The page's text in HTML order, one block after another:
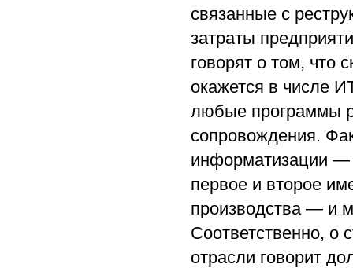
связанные с
затраты
говорят о том, что
окажется в числе
любые программы
сопровождения.
информатизации —
первое и второе
производства — и
Соответственно, о
отрасли говорит